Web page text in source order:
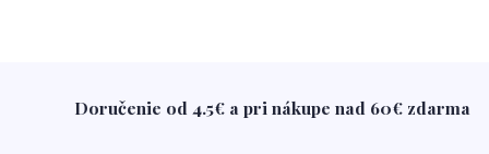
Doručenie od 4.5€ a pri nákupe nad 60€ zdarma